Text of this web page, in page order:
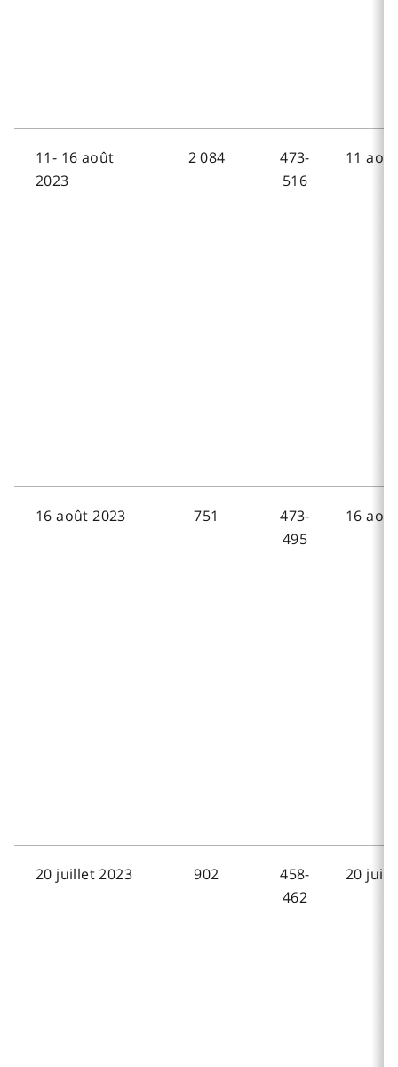
11- 16 août
2023
2 084
473-
516
11
16 août 2023 751
473-
495
16
20 juillet 2023 902
458-
462
20